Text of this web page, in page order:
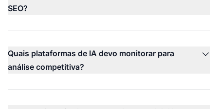
SEO?
Quais plataformas de IA devo monitorar para
análise competitiva?